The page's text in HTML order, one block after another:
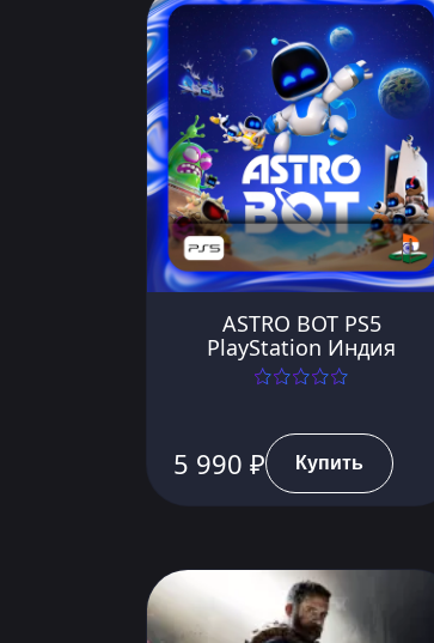
ASTRO BOT PS5
PlayStation Индия
5 990 ₽ Купить